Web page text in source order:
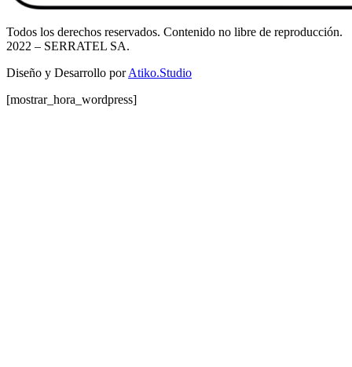
Todos los derechos reservados. Contenido no libre de reproducción.
2022 – SERRATEL SA.
Diseño y Desarrollo porAtiko.Studio
[mostrar_hora_wordpress]